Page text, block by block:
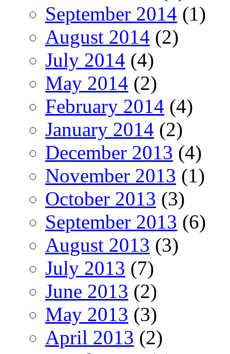
September 2014 (1)
August 2014 (2)
July 2014 (4)
May 2014 (2)
February 2014 (4)
January 2014 (2)
December 2013 (4)
November 2013 (1)
October 2013 (3)
September 2013 (6)
August 2013 (3)
July 2013 (7)
June 2013 (2)
May 2013 (3)
April 2013 (2)